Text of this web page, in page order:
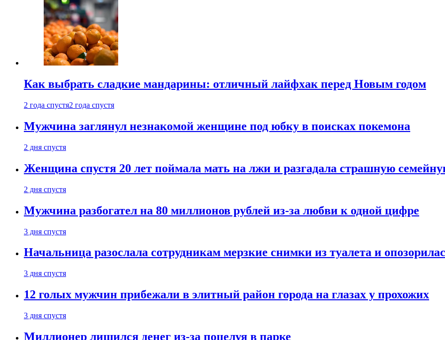
Как выбрать сладкие мандарины: отличный лайфхак перед Новым годом
2 года спустя2 года спустя
Мужчина заглянул незнакомой женщине под юбку в поисках покемона
2 дня спустя
Женщина спустя 20 лет поймала мать на лжи и разгадала страшную
2 дня спустя
Мужчина разбогател на 80 миллионов рублей из-за любви к одной цифре
3 дня спустя
Начальница разослала сотрудникам мерзкие снимки из туалета и
3 дня спустя
12 голых мужчин прибежали в элитный район города на глазах у прохожих
3 дня спустя
Миллионер лишился денег из-за поцелуя в парке